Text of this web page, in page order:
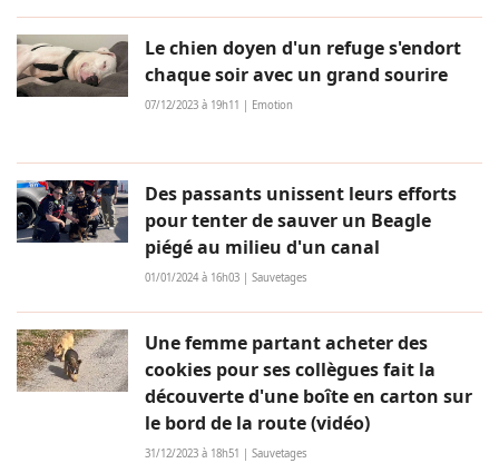
Le chien doyen d'un refuge s'endort
chaque soir avec un grand sourire
07/12/2023 à 19h11 | Emotion
Des passants unissent leurs efforts
pour tenter de sauver un Beagle
piégé au milieu d'un canal
01/01/2024 à 16h03 | Sauvetages
Une femme partant acheter des
cookies pour ses collègues fait la
découverte d'une boîte en carton sur
le bord de la route (vidéo)
31/12/2023 à 18h51 | Sauvetages